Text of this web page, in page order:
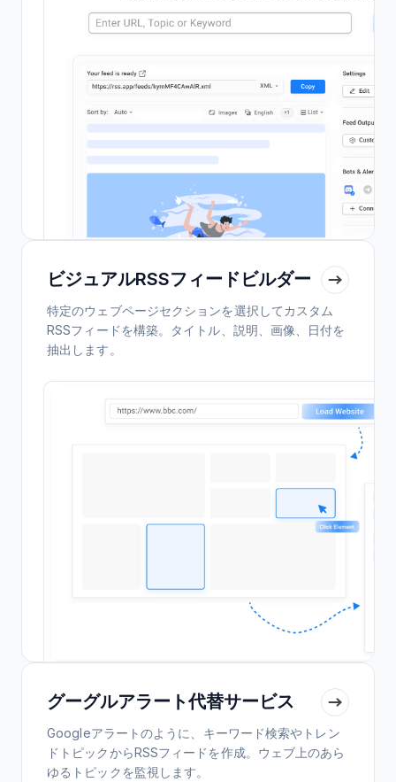
ビジュアルRSSフィードビルダー
特定のウェブページセクションを選択してカスタム
RSSフィードを構築。タイトル、説明、画像、日付を
抽出します。
グーグルアラート代替サービス
Googleアラートのように、キーワード検索やトレン
ドトピックからRSSフィードを作成。ウェブ上のあら
ゆるトピックを監視します。